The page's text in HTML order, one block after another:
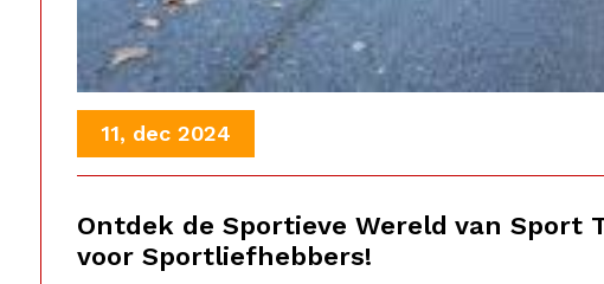
11, dec 2024
Ontdek de Sportieve Wereld van Sport
voor Sportliefhebbers!